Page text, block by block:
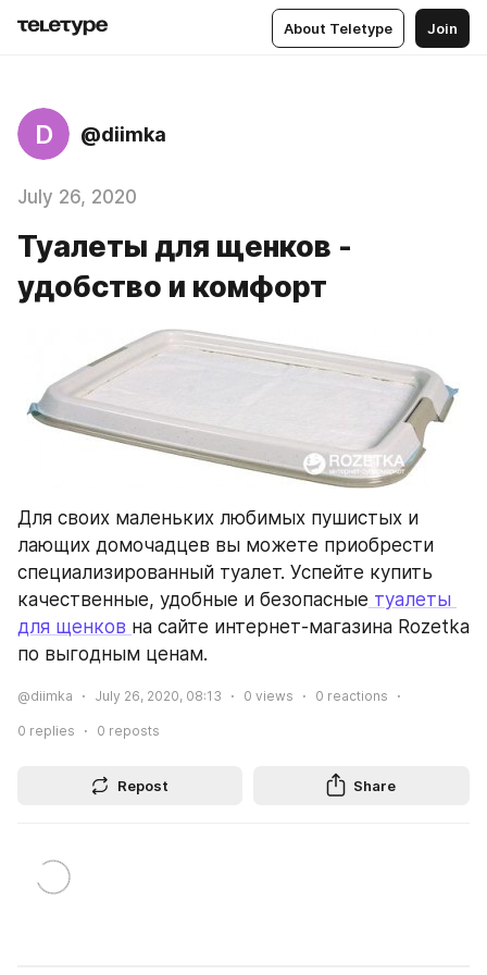
About Teletype Join
D @diimka
July 26, 2020
Туалеты для щенков -
удобство и комфорт
Для своих маленьких любимых пушистых и
лающих домочадцев вы можете приобрести
специализированный туалет. Успейте купить
качественные, удобные и безопасные туалеты
для щенков на сайте интернет-магазина Rozetka
по выгодным ценам.
@diimka July 26, 2020, 08:13 0 views 0 reactions
0 replies 0 reposts
Repost Share